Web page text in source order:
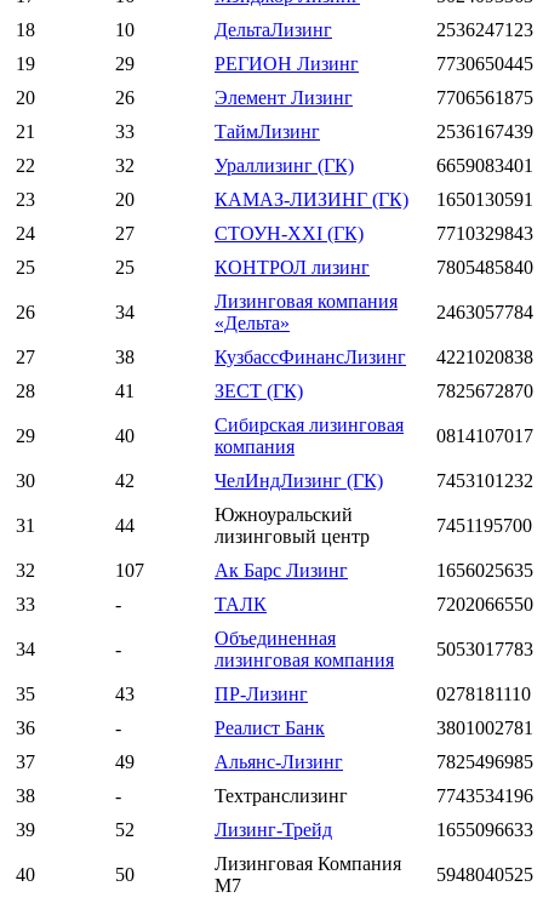
18
10 ДельтаЛизинг
2536247123
19
29 РЕГИОН Лизинг
7730650445
20
26 Элемент Лизинг
7706561875
21
33 ТаймЛизинг
2536167439
22
32 Ураллизинг (ГК)
6659083401
23
20 КАМАЗ-ЛИЗИНГ (ГК)
1650130591
24
27 СТОУН-XXI (ГК)
7710329843
25
25 КОНТРОЛ лизинг 7805485840
26 34
Лизинговая компания
«Дельта»
2463057784
27 38 КузбассФинансЛизинг
4221020838
28
41 ЗЕСТ (ГК) 7825672870
29 40
Сибирская лизинговая
компания
0814107017
30 42 ЧелИндЛизинг (ГК) 7453101232
31 44
Южноуральский
лизинговый центр
7451195700
32 107 Ак Барс Лизинг
1656025635
33
- ТАЛК 7202066550
34 -
Объединенная
лизинговая компания
5053017783
35 43 ПР-Лизинг
0278181110
36
- Реалист Банк
3801002781
37
49 Альянс-Лизинг
7825496985
38
- Техтранслизинг
7743534196
39
52 Лизинг-Трейд 1655096633
40 50
Лизинговая Компания
М7
5948040525